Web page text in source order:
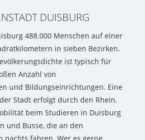
DUISBURG
488.000 Menschen auf einer
in sieben Bezirken.
ist typisch für
Anzahl von
und Bildungseinrichtungen. Eine
Stadt erfolgt durch den Rhein.
beim Studieren in Duisburg
und Busse, die an den